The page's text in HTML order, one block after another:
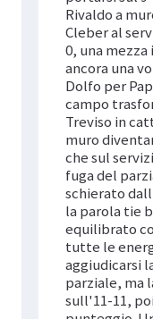
Rivaldo a
Cleber al
0, una
ancora una
Dolfo per
campo
Treviso in
muro
che sul
fuga del
schierato
la parola tie
equilibrato
tutte le
aggiudicarsi
parziale, ma
sull'11-11,